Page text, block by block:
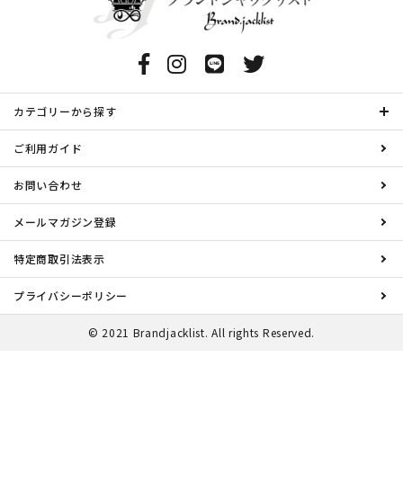
カテゴリーから探す
ご利用ガイド
お問い合わせ
メールマガジン登録
特定商取引法表示
プライバシーポリシー
© 2021 Brandjacklist. All rights Reserved.